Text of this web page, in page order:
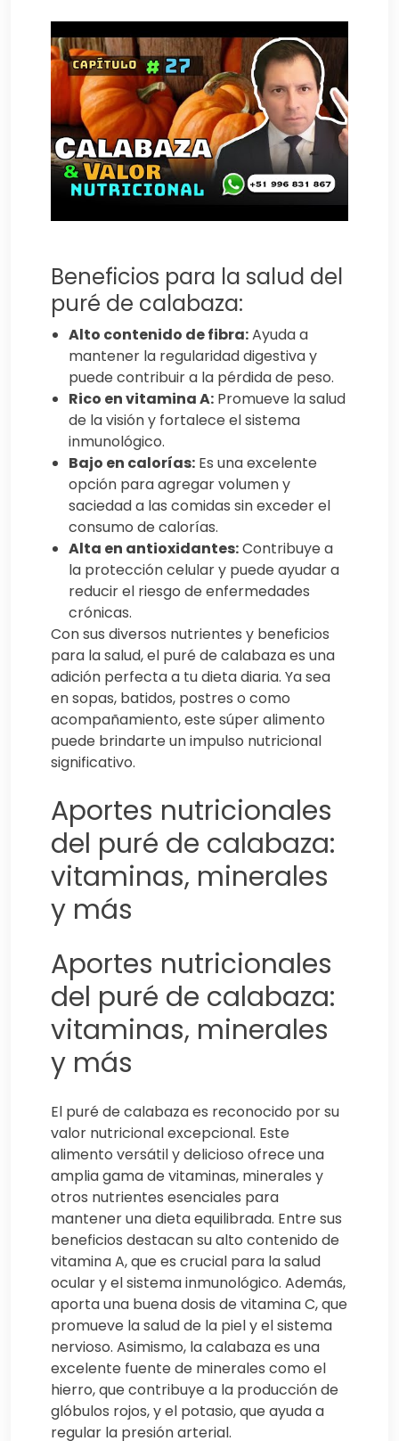
Beneficios para la salud del
puré de calabaza:
Alto contenido de fibra:Ayuda a
mantener la regularidad digestiva y
puede contribuir a la pérdida de peso.
Rico en vitamina A: Promueve la salud
de la visión y fortalece el sistema
inmunológico.
Bajo en calorías: Es una excelente
opción para agregar volumen y
saciedad a las comidas sin exceder el
consumo de calorías.
Alta en antioxidantes:Contribuye a
la protección celular y puede ayudar a
reducir el riesgo de enfermedades
crónicas.
Con sus diversos nutrientes y beneficios
para la salud, el puré de calabaza es una
adición perfecta a tu dieta diaria. Ya sea
en sopas, batidos, postres o como
acompañamiento, este súper alimento
puede brindarte un impulso nutricional
significativo.
Aportes nutricionales
del puré de calabaza:
vitaminas, minerales
y más
Aportes nutricionales
del puré de calabaza:
vitaminas, minerales
y más
El puré de calabaza es reconocido por su
valor nutricional excepcional. Este
alimento versátil y delicioso ofrece una
amplia gama de vitaminas, minerales y
otros nutrientes esenciales para
mantener una dieta equilibrada. Entre sus
beneficios destacan su alto contenido de
vitamina A, que es crucial para la salud
ocular y el sistema inmunológico. Además,
aporta una buena dosis de vitamina C, que
promueve la salud de la piel y el sistema
nervioso. Asimismo, la calabaza es una
excelente fuente de minerales como el
hierro, que contribuye a la producción de
glóbulos rojos, y el potasio, que ayuda a
regular la presión arterial.